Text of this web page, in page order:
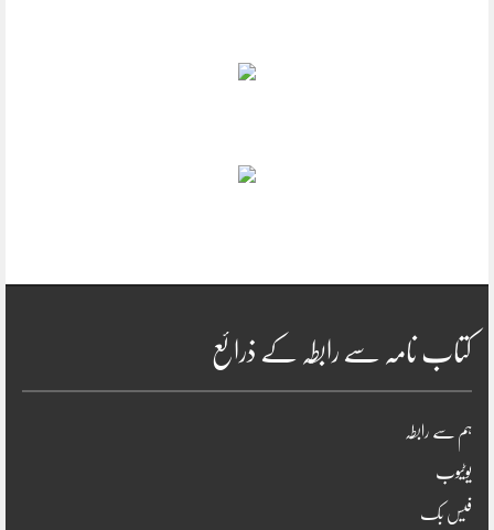
کتاب نامہ سے رابطہ کے ذرائع
ہم سے رابطہ
یوٹیوب
فیس بک